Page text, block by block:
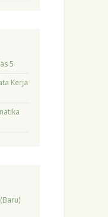
5
Kerja